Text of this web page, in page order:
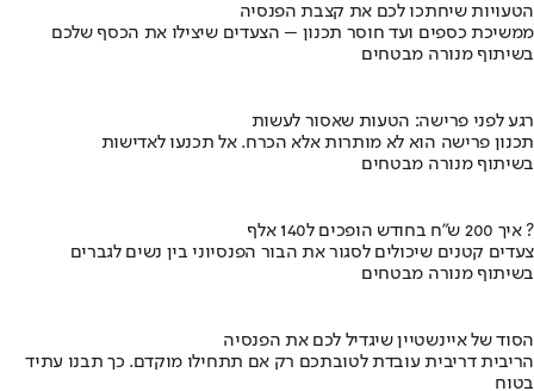
הטעויות שיחתכו לכם את קצבת הפנסיה
ממשיכת כספים ועד חוסר תכנון – הצעדים שיצילו את הכסף שלכם
בשיתוף מנורה מבטחים
רגע לפני פרישה: הטעות שאסור לעשות
תכנון פרישה הוא לא מותרות אלא הכרח. אל תכנעו לאדישות
בשיתוף מנורה מבטחים
איך 200 ש"ח בחודש הופכים ל140 אלף ?
צעדים קטנים שיכולים לסגור את הבור הפנסיוני בין נשים לגברים
בשיתוף מנורה מבטחים
הסוד של איינשטיין שיגדיל לכם את הפנסיה
הריבית דריבית עובדת לטובתכם רק אם תתחילו מוקדם. כך תבנו עתיד
בטוח